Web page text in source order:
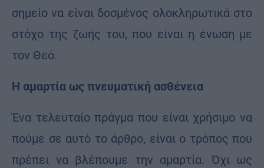
σημείο να είναι δοσμένος ολοκληρωτικά στο
στόχο της ζωής του, που είναι η ένωση με
τον Θεό.
Η αμαρτία ως πνευματική ασθένεια
Ένα τελευταίο πράγμα που είναι χρήσιμο να
πούμε σε αυτό το άρθρο, είναι ο τρόπος που
πρέπει να βλέπουμε την αμαρτία. Όχι ως